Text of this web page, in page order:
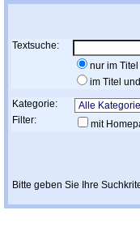
Textsuche:
nur im Titel
im Titel
Kategorie:
Filter:
mit
Bitte geben Sie Ihre